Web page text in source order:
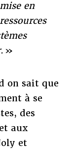
en
. »
on sait que
à se
des
aux
et